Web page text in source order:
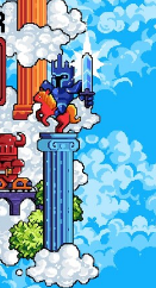
159 1,6K